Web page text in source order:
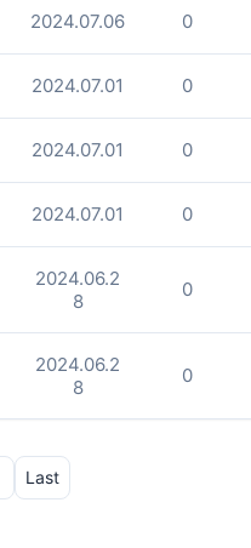
2024.07.06 0
2024.07.01 0
2024.07.01 0
2024.07.01 0
2024.06.2
8
0
2024.06.2
8
0
Last